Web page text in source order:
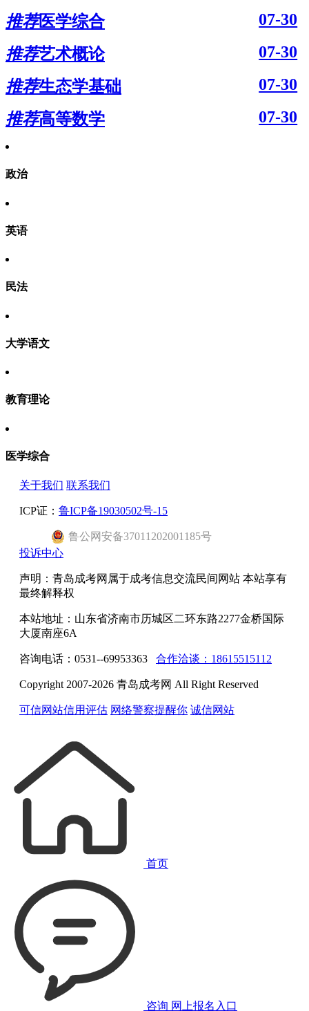
推荐医学综合
07-30
推荐艺术概论
07-30
推荐生态学基础
07-30
推荐高等数学 07-30
政治
英语
民法
大学语文
教育理论
医学综合
关于我们 联系我们
ICP证： 鲁ICP备19030502号-15
鲁公网安备37011202001185号
投诉中心
声明：青岛成考网属于成考信息交流民间网站 本站享有
最终解释权
本站地址：山东省济南市历城区二环东路2277金桥国际
大厦南座6A
咨询电话：0531--69953363 合作洽谈：18615515112
Copyright 2007-2026 青岛成考网 All Right Reserved
可信网站信用评估 网络警察提醒你 诚信网站
首页
咨询 网上报名入口